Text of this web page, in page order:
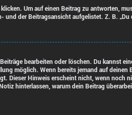
Um auf einen Beitrag zu antworten,
der Beitragsansicht aufgelistet. Z. B. „Du
bearbeiten oder löschen. Du kannst
möglich. Wenn bereits jemand auf
Dieser Hinweis erscheint nicht, wenn
hinterlassen, warum dein Beitrag